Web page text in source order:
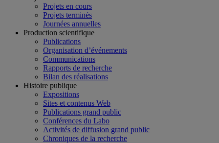
Projets en cours
Projets terminés
Journées annuelles
Production scientifique
Publications
Organisation d’événements
Communications
Rapports de recherche
Bilan des réalisations
Histoire publique
Expositions
Sites et contenus Web
Publications grand public
Conférences du Labo
Activités de diffusion grand public
Chroniques de la recherche